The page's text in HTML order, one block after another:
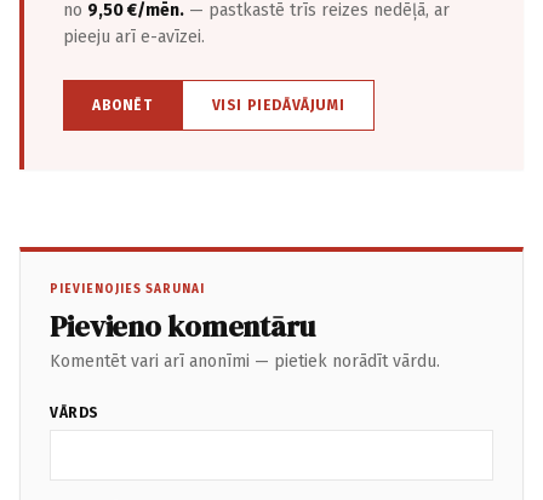
no 9,50 €/mēn. — pastkastē trīs reizes nedēļā, ar
pieeju arī e-avīzei.
ABONĒT VISI PIEDĀVĀJUMI
PIEVIENOJIES SARUNAI
Pievieno komentāru
Komentēt vari arī anonīmi — pietiek norādīt vārdu.
VĀRDS